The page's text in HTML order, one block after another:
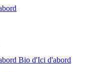
Bio d'Ici d'abord